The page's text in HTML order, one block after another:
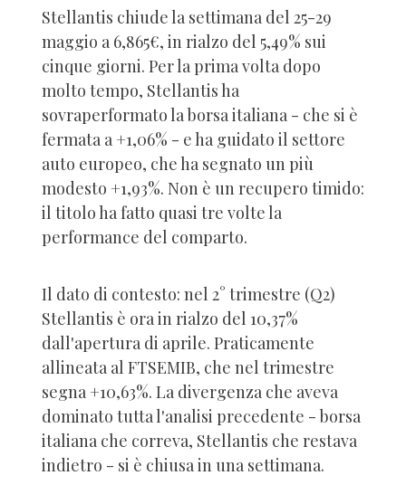
Stellantis chiude la settimana del 25-29
maggio a 6,865€, in rialzo del 5,49% sui
cinque giorni. Per la prima volta dopo
molto tempo, Stellantis ha
sovraperformato la borsa italiana - che si è
fermata a +1,06% - e ha guidato il settore
auto europeo, che ha segnato un più
modesto +1,93%. Non è un recupero timido:
il titolo ha fatto quasi tre volte la
performance del comparto.
Il dato di contesto: nel 2° trimestre (Q2)
Stellantis è ora in rialzo del 10,37%
dall'apertura di aprile. Praticamente
allineata al FTSEMIB, che nel trimestre
segna +10,63%. La divergenza che aveva
dominato tutta l'analisi precedente - borsa
italiana che correva, Stellantis che restava
indietro - si è chiusa in una settimana.